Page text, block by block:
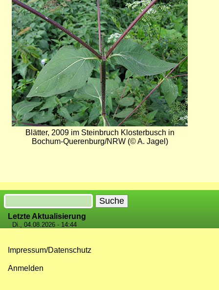
Blätter, 2009 im Steinbruch Klosterbusch in
Bochum-Querenburg/NRW (© A. Jagel)
Suche
Letzte Aktualisierung
Di., 04.08.2026 - 14:44
Impressum/Datenschutz
Anmelden